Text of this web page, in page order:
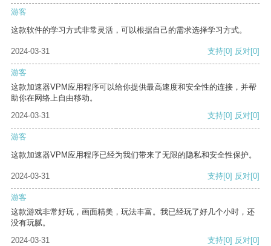
游客
这款软件的学习方式非常灵活，可以根据自己的需求选择学习方式。
2024-03-31 支持[0] 反对[0]
游客
这款加速器VPM应用程序可以给你提供最高速度和安全性的连接，并帮
助你在网络上自由移动。
2024-03-31
支持[0] 反对[0]
游客
这款加速器VPM应用程序已经为我们带来了无限的隐私和安全性保护。
2024-03-31 支持[0] 反对[0]
游客
这款游戏非常好玩，画面精美，玩法丰富。我已经玩了好几个小时，还
没有玩腻。
2024-03-31
支持[0] 反对[0]